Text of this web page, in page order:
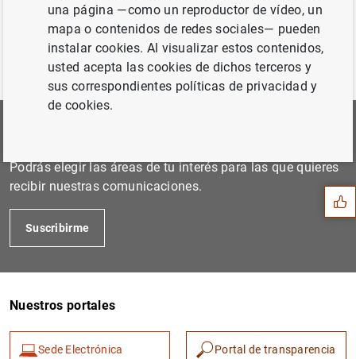
Abril de 2018...
Sugerencias
Podrás elegir las áreas de tu interés para las que quieres
recibir nuestras comunicaciones.
Suscribirme
Nuestros portales
Sede Electrónica Portal de transparencia
una página —como un reproductor de vídeo, un
mapa o contenidos de redes sociales— pueden
instalar cookies. Al visualizar estos contenidos,
usted acepta las cookies de dichos terceros y
sus correspondientes políticas de privacidad y
de cookies.